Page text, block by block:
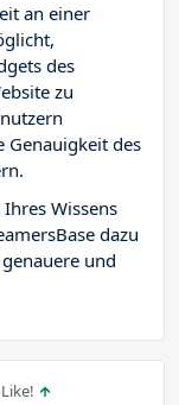
an einer
des
zu
Genauigkeit des
Wissens
dazu
und